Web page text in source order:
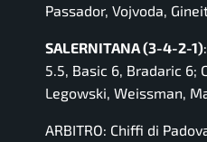
Passador, Vojvoda,
SALERNITANA (3-4-2-1)
5.5, Basic 6, Bradaric 6;
Legowski, Weissman,
ARBITRO: Chiffi di